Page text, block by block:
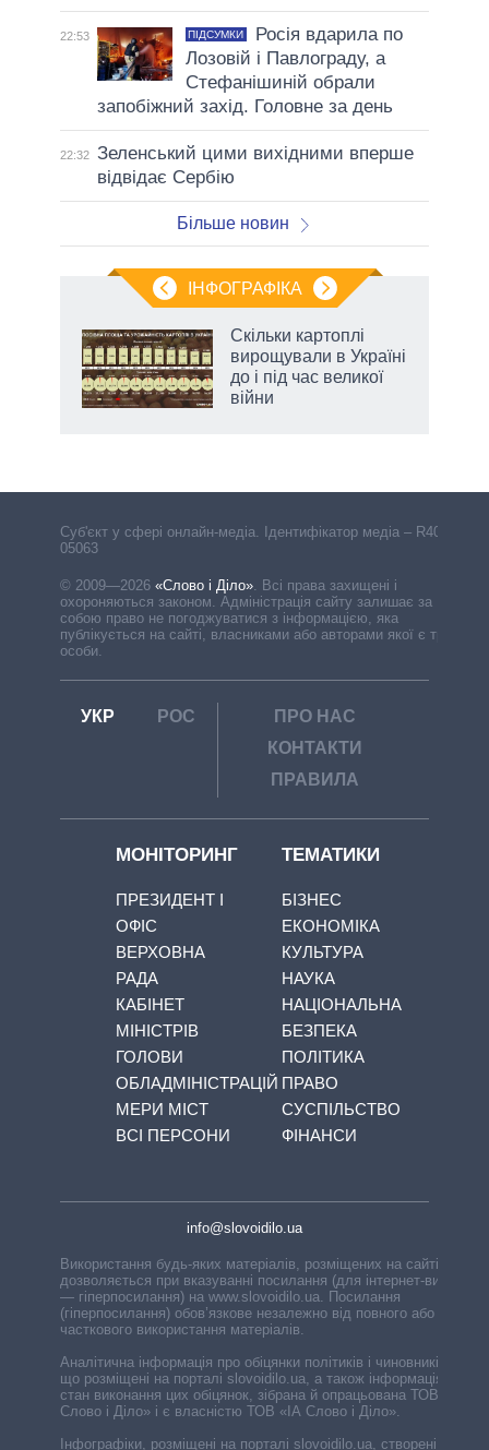
22:53 ПІДСУМКИ
Росія вдарила по
Лозовій і Павлограду, а
Стефанішиній обрали
запобіжний захід. Головне за день
22:32 Зеленський цими вихідними вперше
відвідає Сербію
Більше новин
ІНФОГРАФІКА
Скільки картоплі
вирощували в Україні
до і під час великої
війни
Cуб'єкт у сфері онлайн-медіа. Ідентифікатор медіа – R40-
05063
© 2009—2026 «Слово і Діло». Всі права захищені і
охороняються законом. Адміністрація сайту залишає за
собою право не погоджуватися з інформацією, яка
публікується на сайті, власниками або авторами якої є треті
особи.
УКР РОС
ПРО НАС
КОНТАКТИ
ПРАВИЛА
МОНІТОРИНГ
ПРЕЗИДЕНТ І
ОФІС
ВЕРХОВНА
РАДА
КАБІНЕТ
МІНІСТРІВ
ГОЛОВИ
ОБЛАДМІНІСТРАЦІЙ
МЕРИ МІСТ
ВСІ ПЕРСОНИ
ТЕМАТИКИ
БІЗНЕС
ЕКОНОМІКА
КУЛЬТУРА
НАУКА
НАЦІОНАЛЬНА
БЕЗПЕКА
ПОЛІТИКА
ПРАВО
СУСПІЛЬСТВО
ФІНАНСИ
info@slovoidilo.ua
Використання будь-яких матеріалів, розміщених на сайті,
дозволяється при вказуванні посилання (для інтернет-видань
— гіперпосилання) на www.slovoidilo.ua. Посилання
(гіперпосилання) обов’язкове незалежно від повного або
часткового використання матеріалів.
Аналітична інформація про обіцянки політиків і чиновників,
що розміщені на порталі slovoidilo.ua, а також інформація про
стан виконання цих обіцянок, зібрана й опрацьована ТОВ «ІА
Слово і Діло» і є власністю ТОВ «ІА Слово і Діло».
Інфографіки, розміщені на порталі slovoidilo.ua, створені ГО